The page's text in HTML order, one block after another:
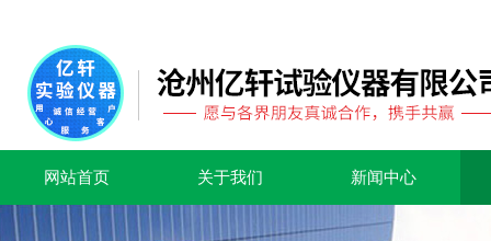
网站首页 关于我们 新闻中心